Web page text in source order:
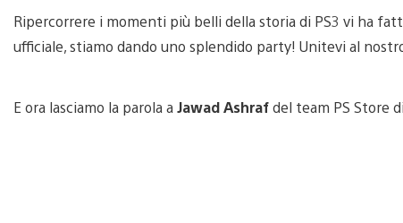
Ripercorrere i momenti più belli della storia di PS3 vi ha
ufficiale, stiamo dando uno splendido party! Unitevi al
E ora lasciamo la parola a Jawad Ashrafdel team PS Store di